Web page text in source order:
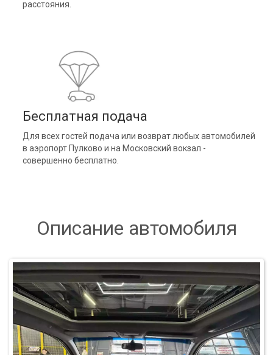
расстояния.
Бесплатная подача
Для всех гостей подача или возврат любых автомобилей
в аэропорт Пулково и на Московский вокзал -
совершенно бесплатно.
Описание автомобиля